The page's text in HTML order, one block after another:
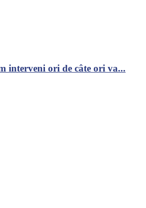
interveni ori de câte ori va...